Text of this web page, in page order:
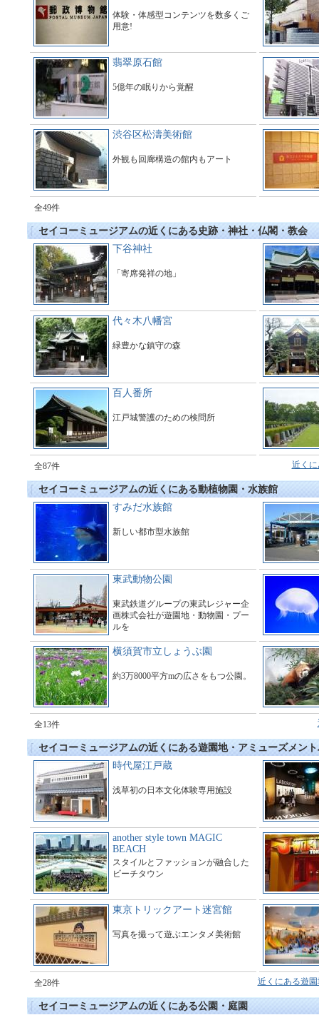
体験・体感型コンテンツを数多くご
用意!
翡翠原石館
5億年の眠りから覚醒
渋谷区松濤美術館
外観も回廊構造の館内もアート
全49件
セイコーミュージアムの近くにある史跡・神社・仏閣・教会
下谷神社
「寄席発祥の地」
代々木八幡宮
緑豊かな鎮守の森
百人番所
江戸城警護のための検問所
全87件 近く
セイコーミュージアムの近くにある動植物園・水族館
すみだ水族館
新しい都市型水族館
東武動物公園
東武鉄道グループの東武レジャー企
画株式会社が遊園地・動物園・プー
ルを
施設である。
横須賀市立しょうぶ園
約3万8000平方mの広さをもつ公園。
全13件
セイコーミュージアムの近くにある遊園地・アミューズメン
時代屋江戸蔵
浅草初の日本文化体験専用施設
another style town MAGIC
BEACH
スタイルとファッションが融合した
ビーチタウン
東京トリックアート迷宮館
写真を撮って遊ぶエンタメ美術館
全28件 近くにある遊
セイコーミュージアムの近くにある公園・庭園